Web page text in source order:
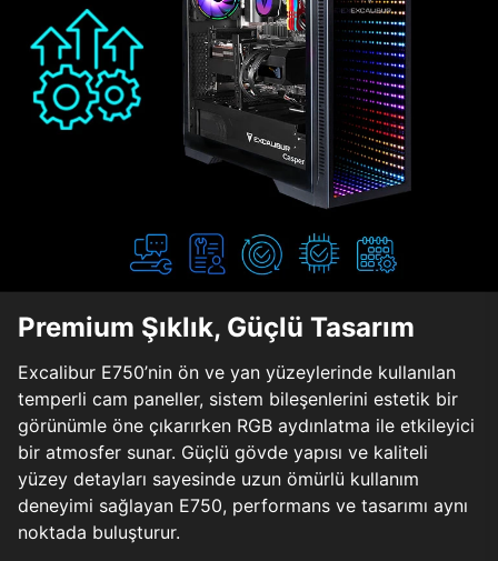
Premium Şıklık, Güçlü Tasarım
Excalibur E750’nin ön ve yan yüzeylerinde kullanılan
temperli cam paneller, sistem bileşenlerini estetik bir
görünümle öne çıkarırken RGB aydınlatma ile etkileyici
bir atmosfer sunar. Güçlü gövde yapısı ve kaliteli
yüzey detayları sayesinde uzun ömürlü kullanım
deneyimi sağlayan E750, performans ve tasarımı aynı
noktada buluşturur.